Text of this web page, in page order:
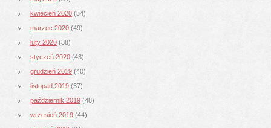
kwiecień 2020 (54)
marzec 2020 (49)
luty 2020 (38)
styczeń 2020 (43)
grudzień 2019 (40)
listopad 2019 (37)
październik 2019 (48)
wrzesień 2019 (44)